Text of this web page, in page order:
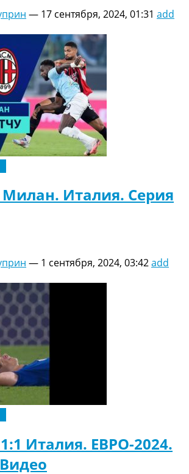
— 17 сентября, 2024, 01:31 add
Италия. Серия
— 1 сентября, 2024, 03:42add
Италия. ЕВРО-2024.